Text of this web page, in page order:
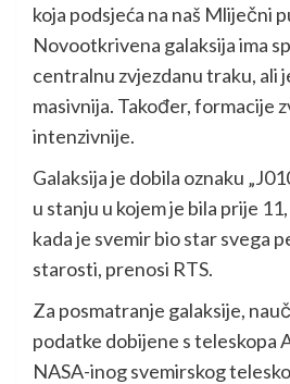
koja podsjeća na naš Mliječni
Novootkrivena galaksija ima
centralnu zvjezdanu traku, ali
masivnija. Također, formacije
intenzivnije.
Galaksija je dobila oznaku
u stanju u kojem je bila prije
kada je svemir bio star svega
starosti, prenosi RTS.
Za posmatranje galaksije,
podatke dobijene s teleskopa
NASA-inog svemirskog